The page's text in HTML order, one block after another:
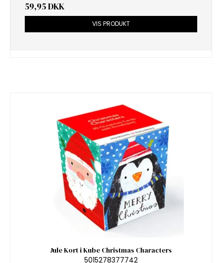
59,95 DKK
VIS PRODUKT
Jule Kort i Kube Christmas Characters
5015278377742